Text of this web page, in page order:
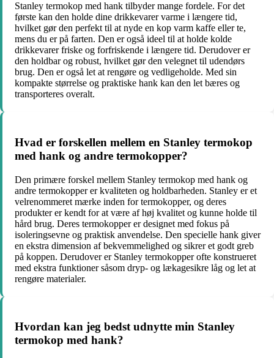
Stanley termokop med hank tilbyder mange fordele. For det
første kan den holde dine drikkevarer varme i længere tid,
hvilket gør den perfekt til at nyde en kop varm kaffe eller te,
mens du er på farten. Den er også ideel til at holde kolde
drikkevarer friske og forfriskende i længere tid. Derudover er
den holdbar og robust, hvilket gør den velegnet til udendørs
brug. Den er også let at rengøre og vedligeholde. Med sin
kompakte størrelse og praktiske hank kan den let bæres og
transporteres overalt.
Hvad er forskellen mellem en Stanley termokop
med hank og andre termokopper?
Den primære forskel mellem Stanley termokop med hank og
andre termokopper er kvaliteten og holdbarheden. Stanley er et
velrenommeret mærke inden for termokopper, og deres
produkter er kendt for at være af høj kvalitet og kunne holde til
hård brug. Deres termokopper er designet med fokus på
isoleringsevne og praktisk anvendelse. Den specielle hank giver
en ekstra dimension af bekvemmelighed og sikrer et godt greb
på koppen. Derudover er Stanley termokopper ofte konstrueret
med ekstra funktioner såsom dryp- og lækagesikre låg og let at
rengøre materialer.
Hvordan kan jeg bedst udnytte min Stanley
termokop med hank?